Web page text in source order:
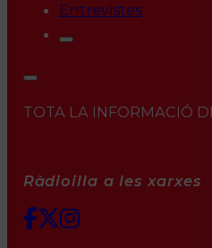
Entrevistes
TOTA LA INFORMACIÓ
Ràdioilla a les xarxes